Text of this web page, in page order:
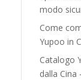
modo
Come
Yupoo in
Catalogo
dalla Cina